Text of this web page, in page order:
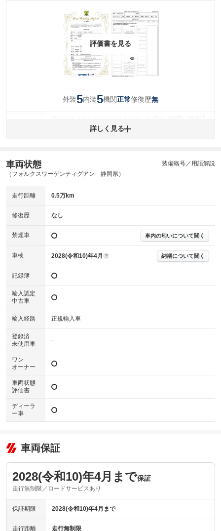
評価書を見る
外装5内装5機関正常修復歴無
みですが、 小さなキズやヘコミが残っている場合もありま
内装
(内装状態)
気になる汚れ等がない綺麗な室内を保っています。
下さい。
および表示項目が異なる場合がございます。
※グー鑑定の評価はあくまでも記載している鑑定日の鑑定結果となりま
詳しく見る
車両状態
（フォルクスワーゲンティグアン 静岡県）
装備略号／用語解説
走行距離 0.5万km
修復歴 なし
禁煙車 車内の匂いについて聞く
車検 2028(令和10)年4月 ? 納期について聞く
記録簿
輸入認定
中古車
輸入経路 正規輸入車
登録済
未使用車
-
ワン
オーナー
車両状態
評価書
ディーラ
ー車
車両保証
2028(令和10)年4月まで保証
走行無制限／ロードサービスあり
保証期限 2028(令和10)年4月まで
走行距離 走行無制限